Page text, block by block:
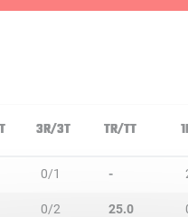
3R/3T TR/TT
0/1 -
0/2 25.0